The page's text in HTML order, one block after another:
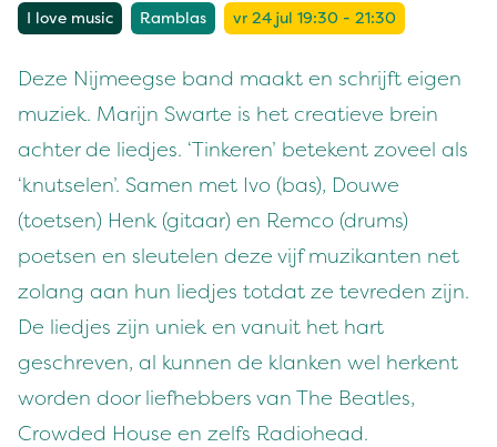
I love music Ramblas vr 24 jul 19:30 - 21:30
Deze Nijmeegse band maakt en schrijft eigen
muziek. Marijn Swarte is het creatieve brein
achter de liedjes. ‘Tinkeren’ betekent zoveel als
‘knutselen’. Samen met Ivo (bas), Douwe
(toetsen) Henk (gitaar) en Remco (drums)
poetsen en sleutelen deze vijf muzikanten net
zolang aan hun liedjes totdat ze tevreden zijn.
De liedjes zijn uniek en vanuit het hart
geschreven, al kunnen de klanken wel herkent
worden door liefhebbers van The Beatles,
Crowded House en zelfs Radiohead.